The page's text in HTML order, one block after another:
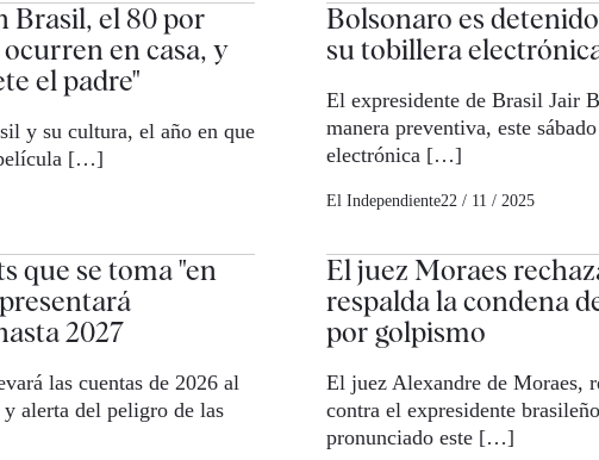
Brasil, el 80 por
en casa, y
el padre"
y su cultura, el año en que
película […]
Bolsonaro es
su tobillera
El expresidente de Brasil Jair
manera preventiva, este
electrónica […]
El Independiente22 / 11 / 2025
que se toma "en
2027
las cuentas de 2026 al
alerta del peligro de las
El juez Moraes
respalda la condena
por golpismo
El juez Alexandre de Moraes,
contra el expresidente
pronunciado este […]